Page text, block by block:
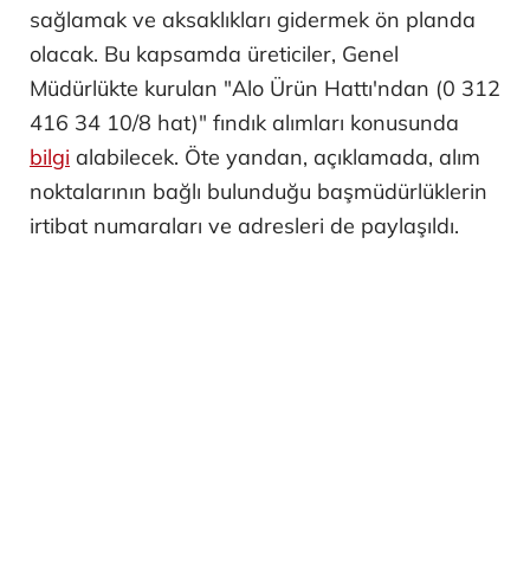
sağlamak ve aksaklıkları gidermek ön planda
olacak. Bu kapsamda üreticiler, Genel
Müdürlükte kurulan "Alo Ürün Hattı'ndan (0 312
416 34 10/8 hat)" fındık alımları konusunda
bilgi alabilecek. Öte yandan, açıklamada, alım
noktalarının bağlı bulunduğu başmüdürlüklerin
irtibat numaraları ve adresleri de paylaşıldı.